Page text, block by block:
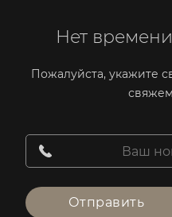
Нет
Пожалуйста, укажите
Отправить